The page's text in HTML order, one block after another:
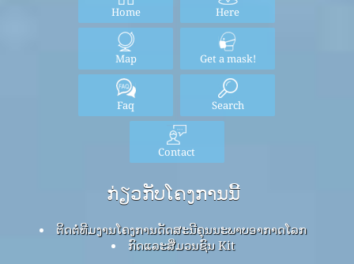
Home Here
Map Get a mask!
Faq Search
Contact
ກ່ຽວກັບໂຄງການນີ້
ຕິດຕໍ່ທີມງານໂຄງການດັດສະນີຄຸນນະພາບອາກາດໂລກ
ກົດ​ແລະ​ສື່​ມວນ​ຊົນ Kit